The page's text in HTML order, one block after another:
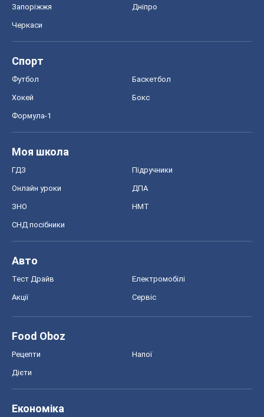
Запоріжжя Дніпро
Черкаси
Спорт
Футбол Баскетбол
Хокей Бокс
Формула-1
Моя школа
ГДЗ Підручники
Онлайн уроки ДПА
ЗНО НМТ
СНД посібники
Авто
Тест Драйв Електромобілі
Акції Сервіс
Food Oboz
Рецепти Напої
Дієти
Економіка